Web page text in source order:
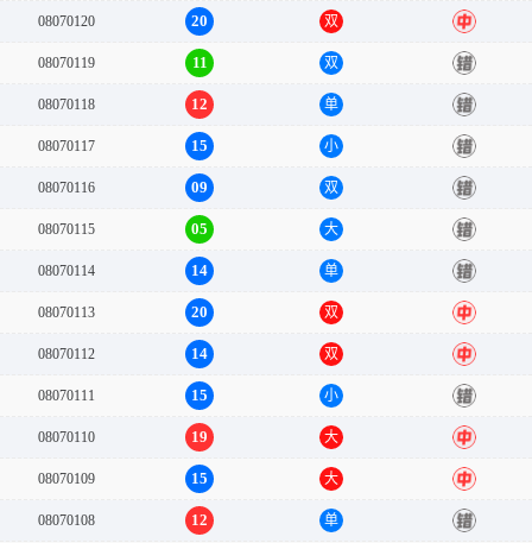
08070120 20 双 中
08070119 11 双 错
08070118 12 单 错
08070117 15 小 错
08070116 09 双 错
08070115 05 大 错
08070114 14 单 错
08070113 20 双 中
08070112 14 双 中
08070111 15 小 错
08070110 19 大 中
08070109 15 大 中
08070108 12 单 错